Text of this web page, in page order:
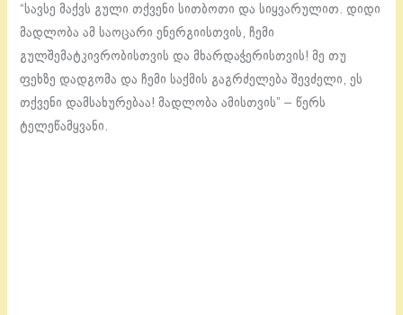
“სავსე მაქვს გული თქვენი სითბოთი და სიყვარულით. დიდი
მადლობა ამ საოცარი ენერგიისთვის, ჩემი
გულშემატკივრობისთვის და მხარდაჭერისთვის! მე თუ
ფეხზე დადგომა და ჩემი საქმის გაგრძელება შევძელი, ეს
თქვენი დამსახურებაა! მადლობა ამისთვის” – წერს
ტელეწამყვანი.